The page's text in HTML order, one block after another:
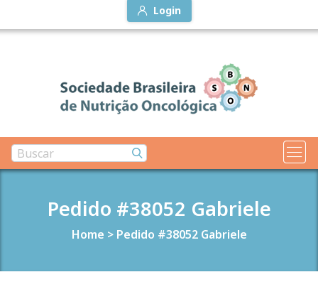
Login
Pedido #38052 Gabriele
Home > Pedido #38052 Gabriele